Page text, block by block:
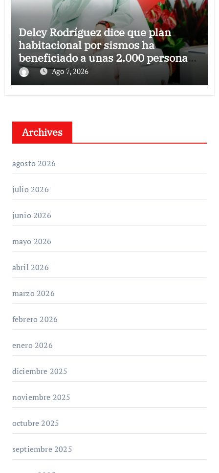
Delcy Rodríguez dice que plan
habitacional por sismos ha
beneficiado a unas 2.000 personas
en una semana
Ago 7, 2026
Archives
agosto 2026
julio 2026
junio 2026
mayo 2026
abril 2026
marzo 2026
febrero 2026
enero 2026
diciembre 2025
noviembre 2025
octubre 2025
septiembre 2025